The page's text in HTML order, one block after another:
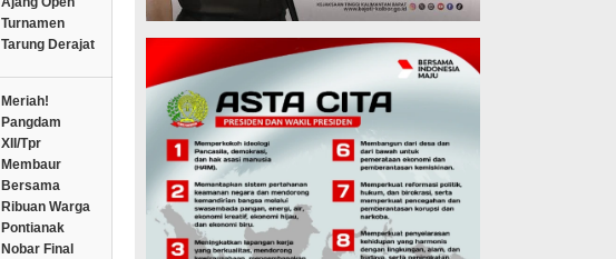
Turnamen
Tarung Derajat
Meriah!
Pangdam
XII/Tpr
Membaur
Bersama
Ribuan Warga
Pontianak
Nobar Final